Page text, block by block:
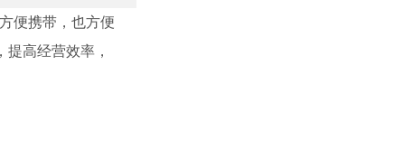
便携带，也方便
高经营效率，